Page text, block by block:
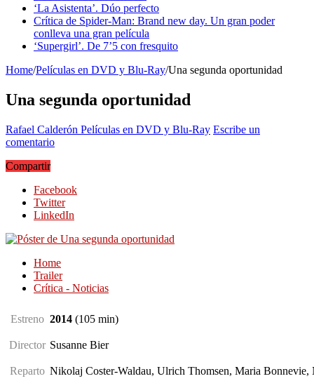
‘La Asistenta’. Dúo perfecto
Crítica de Spider-Man: Brand new day. Un gran poder
conlleva una gran película
‘Supergirl’. De 7’5 con fresquito
Home/Películas en DVD y Blu-Ray/Una segunda oportunidad
Una segunda oportunidad
Rafael Calderón Películas en DVD y Blu-Ray Escribe un
comentario
Compartir
Facebook
Twitter
LinkedIn
Home
Trailer
Crítica - Noticias
Estreno 2014 (105 min)
Director Susanne Bier
Reparto Nikolaj Coster-Waldau, Ulrich Thomsen, Maria